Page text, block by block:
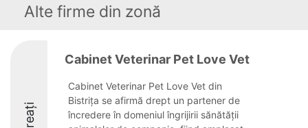
Alte firme din zonă
Cabinet Veterinar Pet Love Vet
Cabinet Veterinar Pet Love Vet din
Bistrița se afirmă drept un partener de
încredere în domeniul îngrijirii sănătății